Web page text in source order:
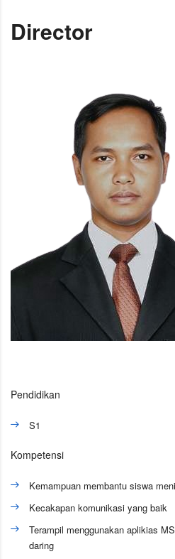
Director
Pendidikan
S1
Kompetensi
Kemampuan membantu siswa
Kecakapan komunikasi yang baik
Terampil menggunakan aplikias
daring